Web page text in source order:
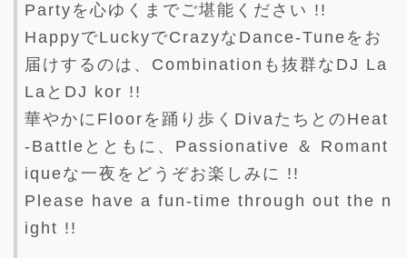
Partyを心ゆくまでご堪能ください !!
HappyでLuckyでCrazyなDance-Tuneをお
届けするのは、Combinationも抜群なDJ La
LaとDJ kor !!
華やかにFloorを踊り歩くDivaたちとのHeat
-Battleとともに、Passionative ＆ Romant
iqueな一夜をどうぞお楽しみに !!
Please have a fun-time through out the n
ight !!